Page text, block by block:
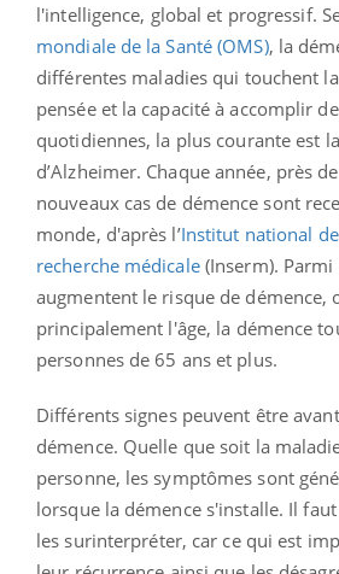
l'intelligence, global et progressif.
mondiale de la Santé (OMS), la
différentes maladies qui touchent
pensée et la capacité à accomplir
quotidiennes, la plus courante est
d’Alzheimer. Chaque année, près
nouveaux cas de démence sont
monde, d'après l’Institut national
recherche médicale(Inserm). Parmi
augmentent le risque de démence,
principalement l'âge, la démence
personnes de 65 ans et plus.
Différents signes peuvent être
démence. Quelle que soit la
personne, les symptômes sont
lorsque la démence s'installe. Il
les surinterpréter, car ce qui est